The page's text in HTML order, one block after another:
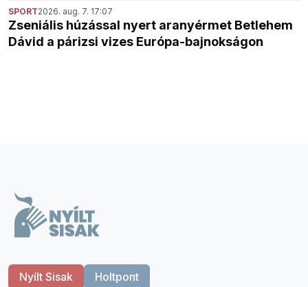
SPORT2026. aug. 7. 17:07
Zseniális húzással nyert aranyérmet Betlehem
Dávid a párizsi vizes Európa-bajnokságon
Nyílt Sisak Holtpont